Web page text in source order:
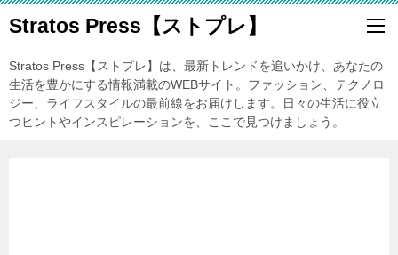
Stratos Press【ストプレ】
Stratos Press【ストプレ】は、最新トレンドを追いかけ、あなたの
生活を豊かにする情報満載のWEBサイト。ファッション、テクノロ
ジー、ライフスタイルの最前線をお届けします。日々の生活に役立
つヒントやインスピレーションを、ここで見つけましょう。